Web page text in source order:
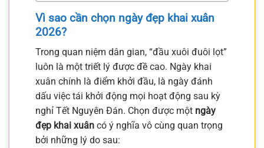
Vì sao cần chọn ngày đẹp khai xuân
2026?
Trong quan niệm dân gian, “đầu xuôi đuôi lọt”
luôn là một triết lý được đề cao. Ngày khai
xuân chính là điểm khởi đầu, là ngày đánh
dấu việc tái khởi động mọi hoạt động sau kỳ
nghỉ Tết Nguyên Đán. Chọn được một ngày
đẹp khai xuân có ý nghĩa vô cùng quan trọng
bởi những lý do sau: